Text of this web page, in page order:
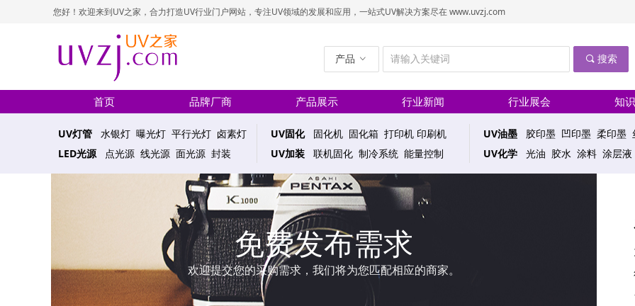
您好！欢迎来到UV之家，合力打造UV行业门户网站，专注UV领域的发展和应用，一站式UV解决方案尽在 www.uvzj.com
끠 搜索
产品 ꀁ
首页 品牌厂商 产品展示 行业新闻 行业展会 知
UV灯管 水银灯 曝光灯 平行光灯 卤素灯
LED光源 点光源 线光源 面光源 封装
UV油墨 胶印墨 凹印墨 柔印墨
UV化学 光油 胶水 涂料 涂层液
UV固化 固化机 固化箱 打印机 印刷机
UV加装
联机固化 制冷系统 能量控制
免费发布需求
欢迎提交您的采购需求，我们将为您匹配相应的商家。